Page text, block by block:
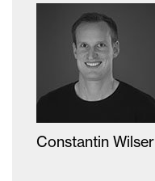
Constantin Wilser